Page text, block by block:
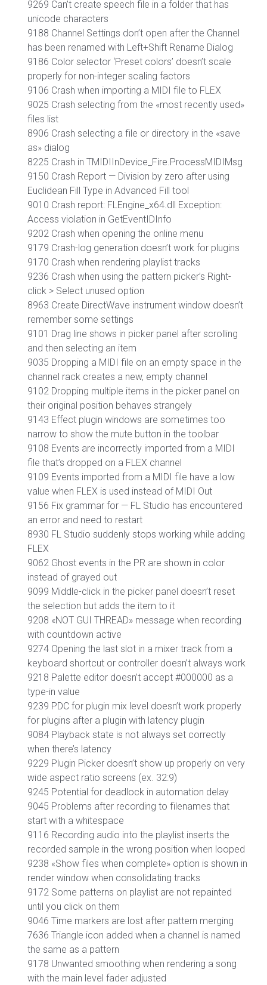
9269 Can’t create speech file in a folder that has
unicode characters
9188 Channel Settings don’t open after the Channel
has been renamed with Left+Shift Rename Dialog
9186 Color selector ‘Preset colors’ doesn’t scale
properly for non-integer scaling factors
9106 Crash when importing a MIDI file to FLEX
9025 Crash selecting from the «most recently used»
files list
8906 Crash selecting a file or directory in the «save
as» dialog
8225 Crash in TMIDIInDevice_Fire.ProcessMIDIMsg
9150 Crash Report — Division by zero after using
Euclidean Fill Type in Advanced Fill tool
9010 Crash report: FLEngine_x64.dll Exception:
Access violation in GetEventIDInfo
9202 Crash when opening the online menu
9179 Crash-log generation doesn’t work for plugins
9170 Crash when rendering playlist tracks
9236 Crash when using the pattern picker’s Right-
click > Select unused option
8963 Create DirectWave instrument window doesn’t
remember some settings
9101 Drag line shows in picker panel after scrolling
and then selecting an item
9035 Dropping a MIDI file on an empty space in the
channel rack creates a new, empty channel
9102 Dropping multiple items in the picker panel on
their original position behaves strangely
9143 Effect plugin windows are sometimes too
narrow to show the mute button in the toolbar
9108 Events are incorrectly imported from a MIDI
file that’s dropped on a FLEX channel
9109 Events imported from a MIDI file have a low
value when FLEX is used instead of MIDI Out
9156 Fix grammar for — FL Studio has encountered
an error and need to restart
8930 FL Studio suddenly stops working while adding
FLEX
9062 Ghost events in the PR are shown in color
instead of grayed out
9099 Middle-click in the picker panel doesn’t reset
the selection but adds the item to it
9208 «NOT GUI THREAD» message when recording
with countdown active
9274 Opening the last slot in a mixer track from a
keyboard shortcut or controller doesn’t always work
9218 Palette editor doesn’t accept #000000 as a
type-in value
9239 PDC for plugin mix level doesn’t work properly
for plugins after a plugin with latency plugin
9084 Playback state is not always set correctly
when there’s latency
9229 Plugin Picker doesn’t show up properly on very
wide aspect ratio screens (ex. 32:9)
9245 Potential for deadlock in automation delay
9045 Problems after recording to filenames that
start with a whitespace
9116 Recording audio into the playlist inserts the
recorded sample in the wrong position when looped
9238 «Show files when complete» option is shown in
render window when consolidating tracks
9172 Some patterns on playlist are not repainted
until you click on them
9046 Time markers are lost after pattern merging
7636 Triangle icon added when a channel is named
the same as a pattern
9178 Unwanted smoothing when rendering a song
with the main level fader adjusted